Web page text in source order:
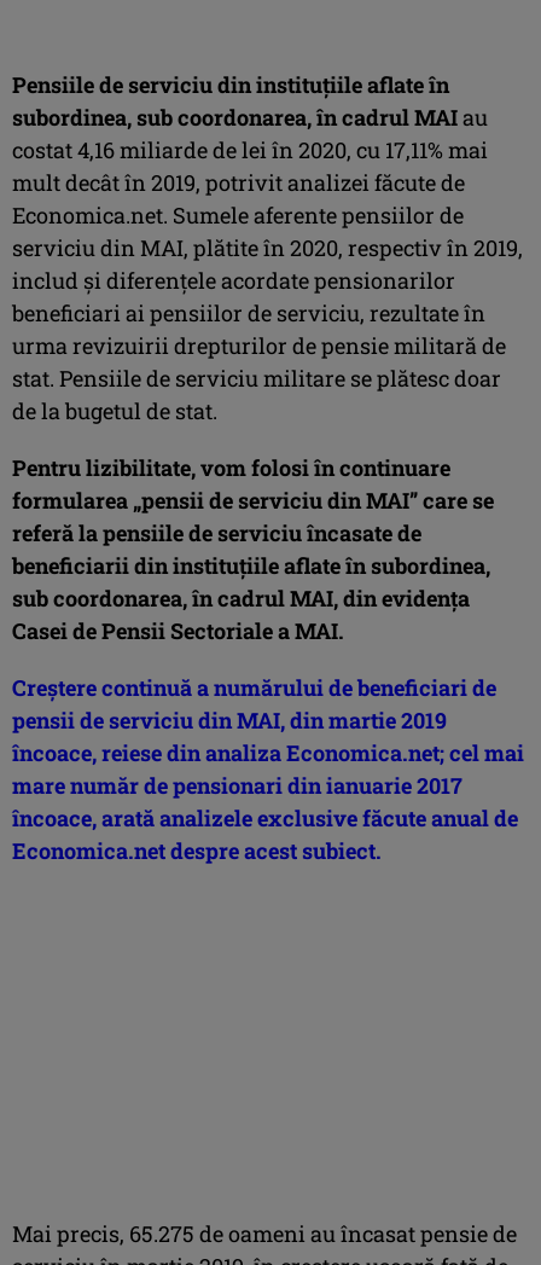
Pensiile de serviciu din instituţiile aflate în
subordinea, sub coordonarea, în cadrul MAIau
costat 4,16 miliarde de lei în 2020, cu 17,11% mai
mult decât în 2019, potrivit analizei făcute de
Economica.net. Sumele aferente pensiilor de
serviciu din MAI, plătite în 2020, respectiv în 2019,
includ şi diferenţele acordate pensionarilor
beneficiari ai pensiilor de serviciu, rezultate în
urma revizuirii drepturilor de pensie militară de
stat. Pensiile de serviciu militare se plătesc doar
de la bugetul de stat.
Pentru lizibilitate, vom folosi în continuare
formularea „pensii de serviciu din MAI” care se
referă la pensiile de serviciu încasate de
beneficiarii din instituţiile aflate în subordinea,
sub coordonarea, în cadrul MAI, din evidenţa
Casei de Pensii Sectoriale a MAI.
Creştere continuă a numărului de beneficiari de
pensii de serviciu din MAI, din martie 2019
încoace, reiese din analiza Economica.net; cel mai
mare număr de pensionari din ianuarie 2017
încoace, arată analizele exclusive făcute anual de
Economica.net despre acest subiect.
Mai precis, 65.275 de oameni au încasat pensie de